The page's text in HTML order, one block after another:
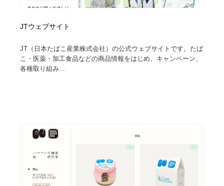
JTウェブサイト
JT（日本たばこ産業株式会社）の公式ウェブサイトです。たば
こ・医薬・加工食品などの商品情報をはじめ、キャンペーン、
各種取り組み...